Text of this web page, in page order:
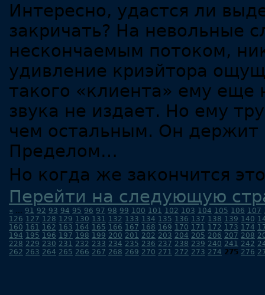
Интересно, удастся ли
закричать? На невольные
нескончаемым потоком,
удивление криэйтора
такого «клиента» ему еще
звука не издает. Но ему
чем остальным. Он
Пределом…
Но когда же закончится
Перейти на следующую
« ... 91 92 93 94 95 96 97 98 99 100 101 102 103 104 105 106 107
126 127 128 129 130 131 132 133 134 135 136 137 138 139 140
160 161 162 163 164 165 166 167 168 169 170 171 172 173 174
194 195 196 197 198 199 200 201 202 203 204 205 206 207 208
228 229 230 231 232 233 234 235 236 237 238 239 240 241 242
262 263 264 265 266 267 268 269 270 271 272 273 274 275 276